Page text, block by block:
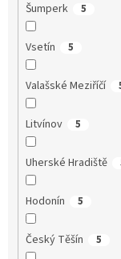
Šumperk 5
Vsetín 5
Valašské Meziříčí
Litvínov 5
Uherské Hradiště
Hodonín 5
Český Těšín 5